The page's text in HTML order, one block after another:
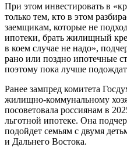
При этом инвестировать в
только тем, кто в этом
заемщикам, которые не
ипотеки, брать жилищный
в коем случае не надо»,
рано или поздно ипотечные
поэтому пока лучше
Ранее зампред комитета
жилищно-коммунальному
посоветовала россиянам в
льготной ипотеке. Она
подойдет семьям с двумя
и Дальнего Востока.